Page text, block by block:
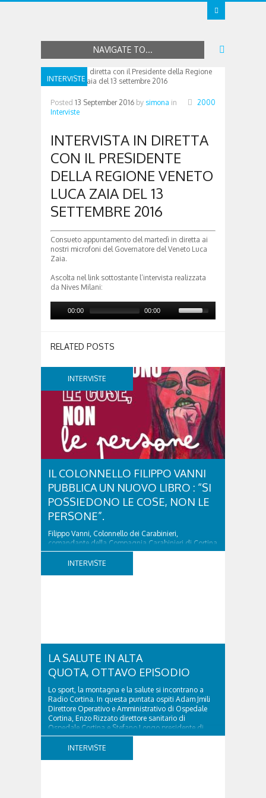
NAVIGATE TO...
INTERVISTE
Posted 13 September 2016 by simona in
Interviste
2000
INTERVISTA IN DIRETTA
CON IL PRESIDENTE
DELLA REGIONE VENETO
LUCA ZAIA DEL 13
SETTEMBRE 2016
Consueto appuntamento del martedì in diretta ai
nostri microfoni del Governatore del Veneto Luca
Zaia.
Ascolta nel link sottostante l’intervista realizzata
da Nives Milani:
00:00 00:00
RELATED POSTS
INTERVISTE
IL COLONNELLO FILIPPO VANNI
PUBBLICA UN NUOVO LIBRO : “SI
POSSIEDONO LE COSE, NON LE
PERSONE”.
Filippo Vanni, Colonnello dei Carabinieri,
comandante della Compagnia Carabinieri di Cortina
d’Ampezzo sino al 2010, esperto di legislazione
nazionale ed europea, è l’ideatore del progetto di
INTERVISTE
LA SALUTE IN ALTA
QUOTA, OTTAVO EPISODIO
Lo sport, la montagna e la salute si incontrano a
Radio Cortina. In questa puntata ospiti Adam Jmili
Direttore Operativo e Amministrativo di Ospedale
Cortina, Enzo Rizzato direttore sanitario di
Ospedale Cortina e Stefano Longo presidente di
Fondazione Cortina. GVM Care & Research –...
INTERVISTE